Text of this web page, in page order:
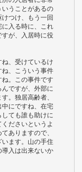
うことがあるの
つけ、もう一回
入る時に、これ
が、入居時に役
、受けているけ
、こういう事件
。この事件です
ですが、外部に
。独居高齢者、
にですね、在宅
ても誰も助けに
ださいというよ
ありますので、
ます。山の手住
入は出来ないか